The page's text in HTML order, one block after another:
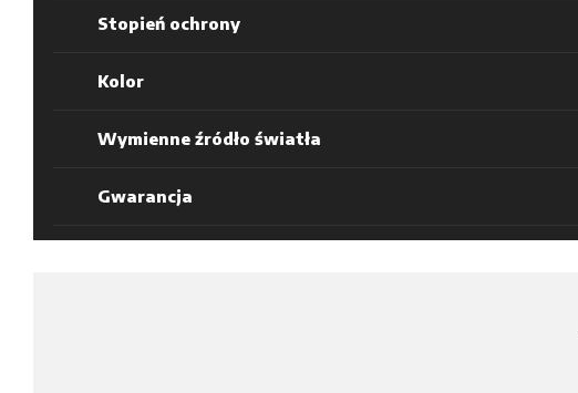
Stopień ochrony
Kolor
Wymienne źródło światła
Gwarancja